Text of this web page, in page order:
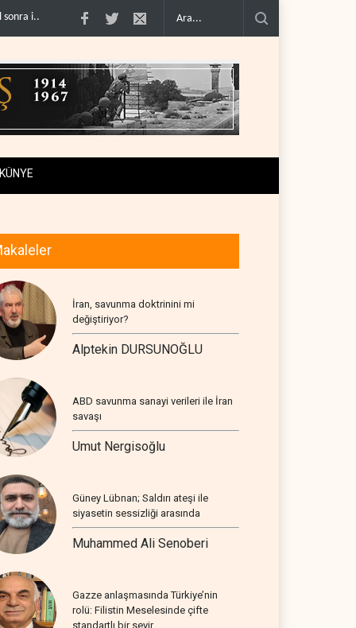
alay et.. Trump: İran savaşı yakında bitebilir, ABD silah stoklar�..
KÜNYE
İran, savunma doktrinini mi
değiştiriyor?
Alptekin DURSUNOĞLU
ABD savunma sanayi verileri ile İran
savaşı
Umut Nergisoğlu
Güney Lübnan; Saldırı ateşi ile
siyasetin sessizliği arasında
Muhammed Ali Senoberi
Gazze anlaşmasında Türkiye’nin
rolü: Filistin Meselesinde çifte
standartlı bir seyir